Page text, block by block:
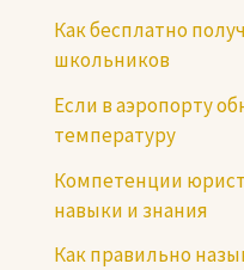
Как бесплатно
школьников
Если в аэропорту
температуру
Компетенции
навыки и знания
Как правильно